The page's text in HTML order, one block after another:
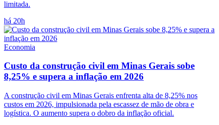
limitada.
há 20h
Economia
Custo da construção civil em Minas Gerais sobe
8,25% e supera a inflação em 2026
A construção civil em Minas Gerais enfrenta alta de 8,25% nos
custos em 2026, impulsionada pela escassez de mão de obra e
logística. O aumento supera o dobro da inflação oficial.